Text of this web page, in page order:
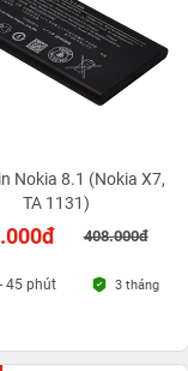
Nokia 8.1 (Nokia X7,
TA 1131)
408.000đ
45 phút 3 tháng